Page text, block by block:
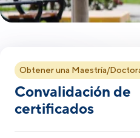
Obtener una Maestría/
Convalidación de
certificados